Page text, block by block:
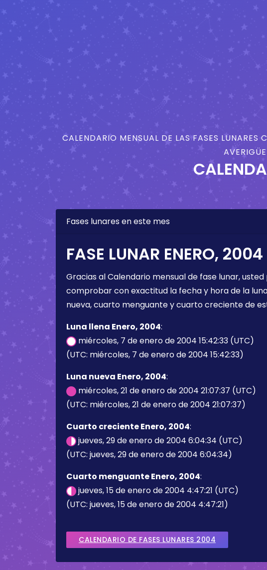
CALENDARIO MENSUAL DE LAS FASES
Fases lunares en este mes
FASE LUNAR ENERO, 2004
Gracias al Calendario mensual de fase lunar, usted
comprobar con exactitud la fecha y hora de la
nueva, cuarto menguante y cuarto creciente de
Luna llena Enero, 2004:
miércoles, 7 de enero de 2004 15:42:33 (UTC)
(UTC: miércoles, 7 de enero de 2004 15:42:33)
Luna nueva Enero, 2004:
miércoles, 21 de enero de 2004 21:07:37 (UTC)
(UTC: miércoles, 21 de enero de 2004 21:07:37)
Cuarto creciente Enero, 2004:
jueves, 29 de enero de 2004 6:04:34 (UTC)
(UTC: jueves, 29 de enero de 2004 6:04:34)
Cuarto menguante Enero, 2004:
jueves, 15 de enero de 2004 4:47:21 (UTC)
(UTC: jueves, 15 de enero de 2004 4:47:21)
CALENDARIO DE FASES LUNARES 2004